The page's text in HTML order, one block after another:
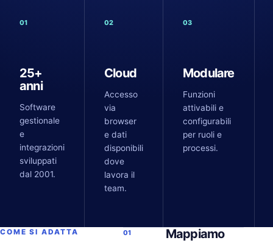
01
25+
anni
Software
gestionale
e
integrazioni
sviluppati
dal 2001.
02
Cloud
Accesso
via
browser
e dati
disponibili
dove
lavora il
team.
03
Modulare
Funzioni
attivabili e
configurabili
per ruoli e
processi.
COME SI ADATTA 01 Mappiamo